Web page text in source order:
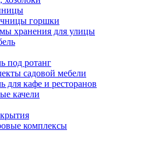
горшки
хранения для улицы
под ротанг
садовой мебели
для кафе и ресторанов
качели
комплексы